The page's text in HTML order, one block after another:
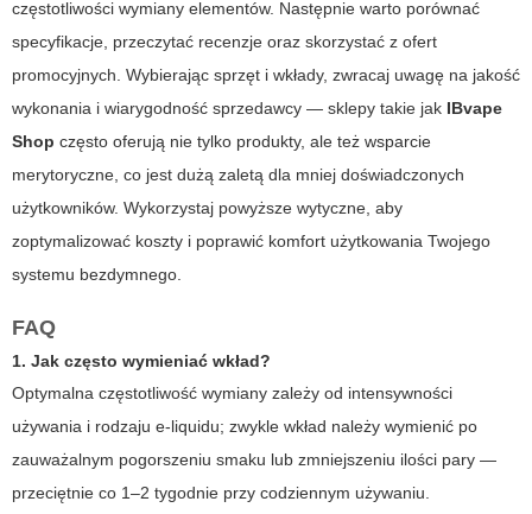
częstotliwości wymiany elementów. Następnie warto porównać
specyfikacje, przeczytać recenzje oraz skorzystać z ofert
promocyjnych. Wybierając sprzęt i wkłady, zwracaj uwagę na jakość
wykonania i wiarygodność sprzedawcy — sklepy takie jak IBvape
Shop często oferują nie tylko produkty, ale też wsparcie
merytoryczne, co jest dużą zaletą dla mniej doświadczonych
użytkowników. Wykorzystaj powyższe wytyczne, aby
zoptymalizować koszty i poprawić komfort użytkowania Twojego
systemu bezdymnego.
FAQ
1. Jak często wymieniać wkład?
Optymalna częstotliwość wymiany zależy od intensywności
używania i rodzaju e-liquidu; zwykle wkład należy wymienić po
zauważalnym pogorszeniu smaku lub zmniejszeniu ilości pary —
przeciętnie co 1–2 tygodnie przy codziennym używaniu.